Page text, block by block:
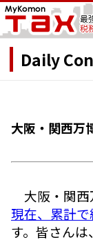
Daily
大阪・関西万
大阪・関西
現在、累計
す。皆さんは